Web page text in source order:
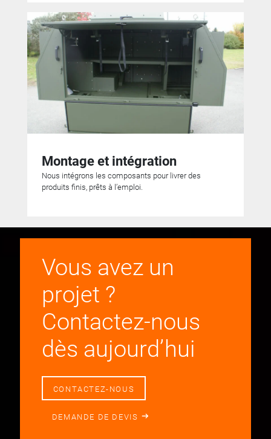
Montage et intégration
Nous intégrons les composants pour livrer des
produits finis, prêts à l’emploi.
Vous avez un
projet ?
Contactez-nous
dès aujourd’hui
CONTACTEZ-NOUS
DEMANDE DE DEVIS